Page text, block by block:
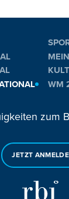
WM
zum
JETZT